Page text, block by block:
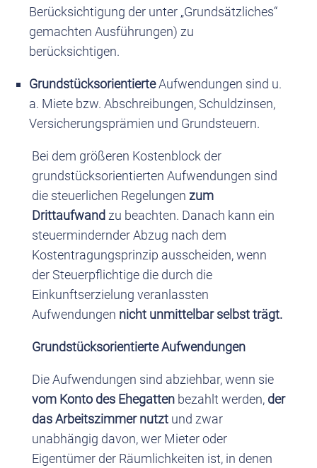
Berücksichtigung der unter „Grundsätzliches“
gemachten Ausführungen) zu
berücksichtigen.
GrundstücksorientierteAufwendungen sind u.
a. Miete bzw. Abschreibungen, Schuldzinsen,
Versicherungsprämien und Grundsteuern.
Bei dem größeren Kostenblock der
grundstücksorientierten Aufwendungen sind
die steuerlichen Regelungen zum
Drittaufwand zu beachten. Danach kann ein
steuermindernder Abzug nach dem
Kostentragungsprinzip ausscheiden, wenn
der Steuerpflichtige die durch die
Einkunftserzielung veranlassten
Aufwendungen nicht unmittelbar selbst trägt.
Grundstücksorientierte Aufwendungen
Die Aufwendungen sind abziehbar, wenn sie
vom Konto des Ehegattenbezahlt werden, der
das Arbeitszimmer nutzt und zwar
unabhängig davon, wer Mieter oder
Eigentümer der Räumlichkeiten ist, in denen